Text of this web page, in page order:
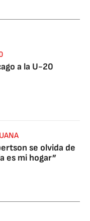
a la U-20
se olvida de
es mi hogar”